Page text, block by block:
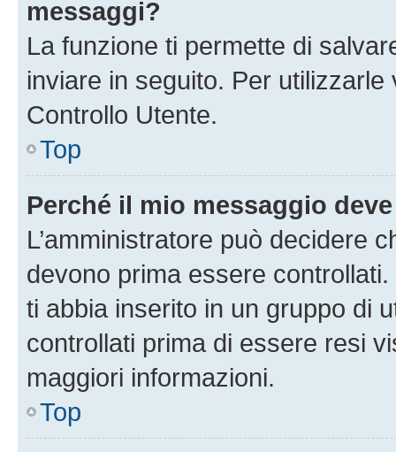
messaggi?
La funzione ti permette di
inviare in seguito. Per utilizzarle
Controllo Utente.
Top
Perché il mio messaggio
L’amministratore può decidere
devono prima essere
ti abbia inserito in un gruppo di
controllati prima di essere resi
maggiori informazioni.
Top